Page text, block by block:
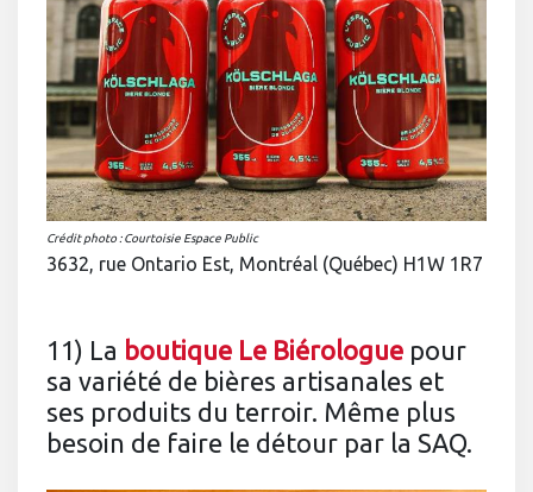
Crédit photo : Courtoisie Espace Public
3632, rue Ontario Est, Montréal (Québec) H1W 1R7
11) La boutique Le Biérologue pour
sa variété de bières artisanales et
ses produits du terroir. Même plus
besoin de faire le détour par la SAQ.